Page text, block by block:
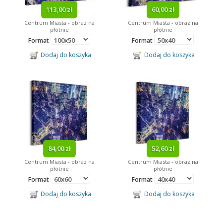
113,00 zł
Centrum Miasta - obraz na
płótnie
Format
Dodaj do koszyka
60,00 zł
Centrum Miasta - obraz na
płótnie
Format
Dodaj do koszyka
84,00 zł
Centrum Miasta - obraz na
płótnie
Format
Dodaj do koszyka
52,60 zł
Centrum Miasta - obraz na
płótnie
Format
Dodaj do koszyka